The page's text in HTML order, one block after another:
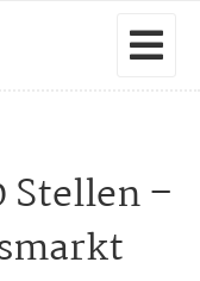
Stellen –